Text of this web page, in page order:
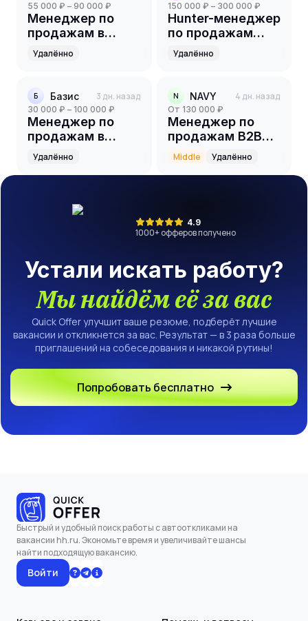
55 000 ₽ – 90 000 ₽
Менеджер по
продажам в
онлайн школу
Удалённо
150 000 ₽ – 300 000 ₽
Hunter-менеджер
по продажам
B2C/B2B
Удалённо
Б Базис 3 дн. назад
30 000 ₽ – 100 000 ₽
Менеджер по
продажам в
онлайн-школу
Удалённо
N NAVY 4 дн. назад
от 130 000 ₽
Менеджер по
продажам B2B
(event)
Middle Удалённо
4.9
1000+ офферов получено
Устали искать работу?
Мы найдём её за вас
Quick Offer улучшит ваше резюме, подберёт лучшие
вакансии и откликнется за вас. Результат — в 3 раза больше
приглашений на собеседования и никакой рутины!
Попробовать бесплатно
Быстрый и удобный поиск работы с автооткликами на
вакансии hh.ru. Экономьте время и увеличивайте шансы
найти подходящую вакансию.
Войти